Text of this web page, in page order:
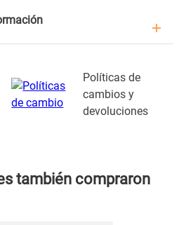
Políticas de
cambios y
devoluciones
también compraron